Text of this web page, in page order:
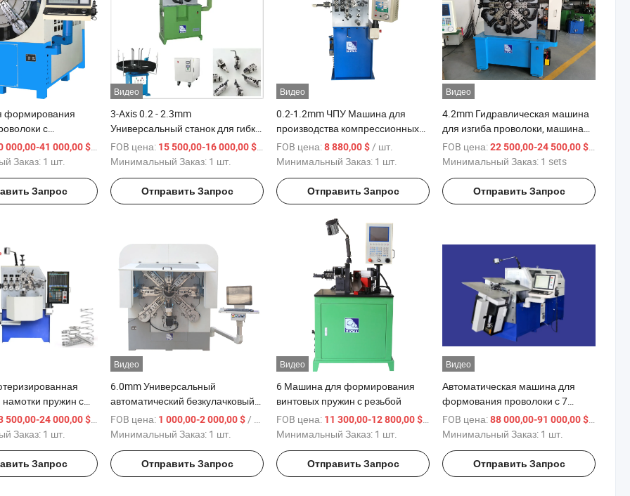
формирования
с
количеством
и высокой
000,00-41 000,00 $ / шт.
Заказ: 1 шт.
Запрос
Видео
3-Axis 0.2 - 2.3mm
Универсальный станок для гибки
проволоки с ЧПУ
Автоматический станок для
намотки пружин
FOB цена: 15 500,00-16 000,00 $ / шт.
Минимальный Заказ: 1 шт.
Отправить Запрос
Видео
0.2-1.2mm ЧПУ Машина для
производства компрессионных
пружин
FOB цена:8 880,00 $/ шт.
Минимальный Заказ: 1 шт.
Отправить Запрос
Видео
4.2mm Гидравлическая машина
для изгиба проволоки, машина
для формирования пружин
FOB цена:22 500,00-24 500,00 $ / sets
Минимальный Заказ: 1 sets
Отправить Запрос
пружин с
1.0 -
500,00-24 000,00 $ / шт.
Заказ: 1 шт.
Запрос
Видео
6.0mm Универсальный
автоматический безкулачковый
станок для формирования
пружин с вращающимся
FOB цена: 1 000,00-2 000,00 $/ шт.
Минимальный Заказ: 1 шт.
Отправить Запрос
Видео
6 Машина для формирования
винтовых пружин с резьбой
FOB цена: 11 300,00-12 800,00 $ / шт.
Минимальный Заказ: 1 шт.
Отправить Запрос
Видео
Автоматическая машина для
формования проволоки с 7
осевым пружинным станком для
изгиба проволоки
FOB цена:88 000,00-91 000,00 $ / шт.
Минимальный Заказ: 1 шт.
Отправить Запрос